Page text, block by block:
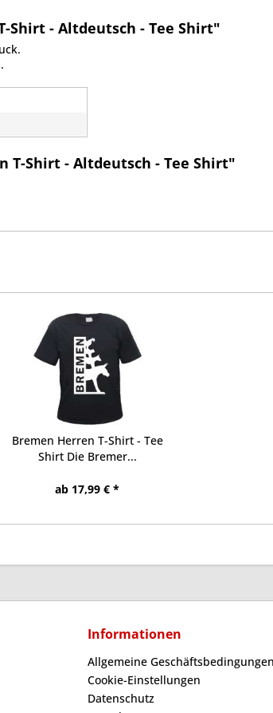
- Altdeutsch - Tee Shirt"
T-Shirt - Altdeutsch - Tee Shirt"
Bremen Herren T-Shirt - Tee
Shirt Die Bremer...
ab 17,99 € *
Informationen
Allgemeine
Cookie-Einstellungen
Datenschutz